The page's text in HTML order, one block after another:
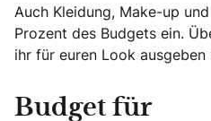
Auch Kleidung, Make-up
Prozent des Budgets ein.
ihr für euren Look
Budget für